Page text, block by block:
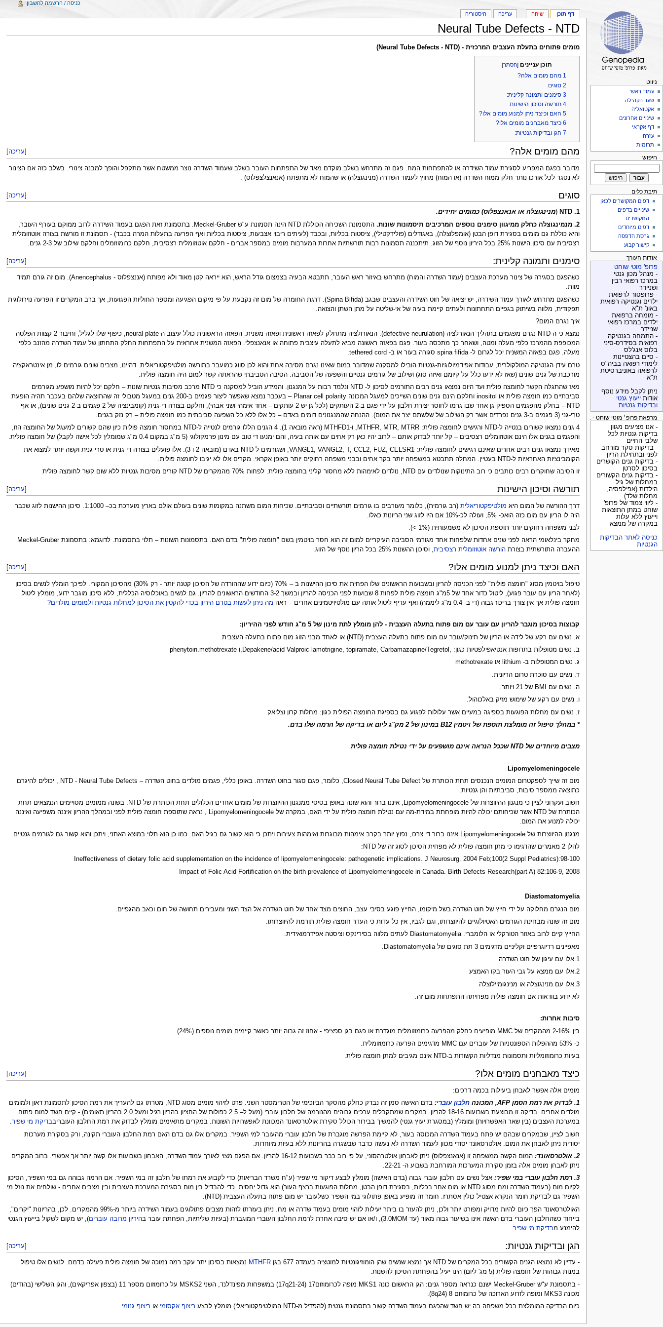
Neural Tube Defects - NTD
מומים פתוחים בתעלת העצבים המרכזית - (Neural Tube Defects - NTD)
תוכן עניינים [הסתר]
1 מהם מומים אלה?
2 סוגים
3 סימנים ותמונה קלינית:
4 תורשה וסיכון הישינות
5 האם וכיצד ניתן למנוע מומים אלו?
6 כיצד מאבחנים מומים אלו?
7 הגן ובדיקות גנטיות:
[עריכה] מהם מומים אלה?
מדובר בפגם המפריע לסגירת עמוד השידרה או להתפתחות המח. פגם זה מתרחש בשלב מוקדם מאד של התפתחות העובר בשלב שעמוד השדרה נוצר ממשטח אשר מתקפל והופך למבנה צינורי. בשלב כזה אם הצינור
לא נסגר לכל אורכו נותר חלק ממוח השדרה (או המוח) מחוץ לעמוד השדרה (מנינגוצלה) או שהמוח לא מתפתח (אנאנצלצפלוס) .
[עריכה] סוגים
1. NTD
(מנינגוצלה או אנאנצפלוס) כמומים יחידים.
2. מנמינגוצלה כחלק ממיגוון סימנים נוספים המרכיבים תיסמונות שונות.
התסמונת השכיחה הכוללת NTD הינה תסמונת ע"ש Meckel-Gruber. בתסמונת זאת הפגם בעמוד השידרה לרוב ממוקם בעורף העובר,
והיא כוללת גם מומים בסגירת דופן הבטן (אומפלוצלה), באגודלים (פולידקטילי), ציסטות בכליות, ובכבד (לעיתים ריבוי אצבעות, ציסטות בכליות ואף הפרעה בתעלות המרה בכבד) - תסמונת זו מורשת בצורה אוטוזומלית
רצסיבית עם סיכון הישנות 25% בכל היריון נוסף של הזוג. תיתכננה תסמונות רבות תורשתיות אחרות המערבות מומים במספר אברים - חלקם אוטוזומלית רצסיבית, חלקם כרומוזומלים וחלקם שילוב של 2-3 גנים.
[עריכה] סימנים ותמונה קלינית:
כשהפגם בסגירה של צינור מערכת העצבים (עמוד השדרה והמוח) מתרחש באיזור ראש העובר, תתבטא הבעיה בצמצום גודל הראש, הוא ייראה קטן מאוד ולא מפותח (אננצפלוס - Anencephalus). מום זה גורם תמיד
מוות.
כשהפגם מתרחש לאורך עמוד השידרה, יש יציאה של חוט השידרה והעצבים שבגב (Spina Bifida). דרגת החומרה של מום זה נקבעת על פי מיקום הפגיעה ומספר החוליות הפגועות, אך ברב המקרים זו הפרעה נוירולוגית
תפקודית, מלווה בשיתוק בגפיים התחתונות ולעתים קיימת בעיה של אי-שליטה על מתן השתן והצואה.
איך נגרם המום?
נמצא כי ה-NTD נגרם מפגמים בתהליך הנאורלציה (defective neurulation). הנאורולציה מתחלק לפאזה ראשונית ופאזה משנית. הפאזה הראשונית כולל עיצוב ה-neural plate, כיפוף שלו לגליל, וחיבור 2 קצוות הפלטה
המכופפת מהמרכז כלפי מעלה ומטה, ושאחר כך מתכסה בעור. פגם בפאזה ראשונה מביא לתעלה עיצבית פתוחה או אנאנצפלי. הפאזה המשנית אחראית על התפתחות החלק התחתון של עמוד השדרה מהזנב כלפי
מעלה. פגם בפאזה המשנית יכל לגרום ל- spina fifida סגורה בעור או ב- tethered cord.
טרם עידן הגנטיקה המולקולרית, עבודות אפידמיולוגיות-גנטיות הובילו למסקנה שמדובר במום שאינו נגרם מסיבה אחת והוא לכן סווג כמועבר בתורשה מולטיפקטוריאלית. דהיינו, מצבים שונים גורמים לו, מן אינטראקציה
מורכבת של גנים שונים (שאז לא ידעו כלל על קיומם ואיזה סוג) ושילוב של גורמים גנטיים והשפעה של הסביבה. הסיבה הסביבתי שהראתה קשר למום היה חומצה פולית.
מאז שהתגלה הקשר לחומצה פולית ועד היום נמצאו גנים רבים התורמים לסיכון ל- NTD ונלמד רבות על המנגנון. והמידע הוביל למסקנה כי NTD מרכב מסיבות גנטיות שונות – חלקם יכל להיות מושפע מגורמים
סביבתיים כמו חומצה פולית או inositol וחלקם הינם גנים שונים השייכים למעגל המכונה Planar cell polarity – בעכבר נמצא שאפשר ליצור פגמים ב-200 גנים במעגל מטבולי זה שהתוצאה שלהם בעכבר תהיה הופעת
NTD – בחלק מהפגמים הספיק גן אחד שבו גרמו לחוסר יצירת חלבון על ידי פגם ב-2 העותקים (לכל גן יש 2 עותקים – אחד אימהי ושני אבהי), וחלקם בצורה די-גנית (קומבינציה של 2 פגמים ב-2 גנים שונים), או אף
טרי-גני (3 פגמים ב-3 גנים נפרדים אשר רק השילוב של שלשתם יצר את המום). ההנחה שהמנגנונים דומים באדם – כל אלו ללא כל השפעה סביבתית כמו חומצה פולית – רק נזק בגנים.
4 גנים נמצאו קשורים בנטייה ל-NTD ורגישים לחומצה פולית: MTHFR, MTR, MTRR, ו-MTHFD1 (ראה מובאה 1). 4 הגנים הללו גורמים לנטייה ל-NTD במחסור חומצה פולית כיון שהם קשורים למעגל של החומצה הזו,
והפגמים בגנים אלו הינם אוטוזומלים רצסיבים – קל יותר לבדוק אותם – לרוב יהיו כאן רק אחים עם אותה בעיה, והם ימנעו די טוב עם מינון פרמקולוגי (5 מ"ג במקום 0.4 מ"ג שמומלץ לכל אישה לקבל) של חומצה פולית.
מאידך נמצאו גנים רבים אחרים שאינם רגישים לחומצה פולית: VANGL1, VANGL2, T, CCL2, FUZ, CELSR1, ושגורמים ל-NTD באדם (מובאה 2 ו-3). אלו פועלים בצורה די-גנית או טרי-גנית וקשה יותר למצוא את
הקומבינציות האחראיות ל-NTD בעטיין. המחלה תתבטא במשפחה יותר בקר אחים ובבני משפחה רחוקים יותר באופן אקראי. מקרים אלו לא יגיבו לחומצה פולית.
זו הסיבה שחוקרים רבים כותבים כי רוב התינוקות שנולדים עם NTD, נולדים לאימהות ללא מחסור קליני בחומצה פולית. לפחות 70% מהמקרים של NTD קורים מסיבות גנטיות ללא שום קשר לחומצה פולית
[עריכה] תורשה וסיכון הישינות
דרך ההורשה של המום היא מולטיפקטוריאלית
(רב גורמית), כלומר מעורבים בו גורמים תורשתיים וסביבתיים. שכיחות המום משתנה במקומות שונים בעולם אולם בארץ מוערכת בכ– 1:1000. סיכון ההישנות לזוג שכבר
היה לו הריון עם מום כזה הואכ- 5%, ועולה לכ-10% אם היו לזוג שני הריונות כאלו.
לבני משפחה רחוקים יותר תוספת הסיכון לא משמעותית (1% >).
מחקר בינלאומי הראה לפני שנים אחדות שלפחות אחד מגורמי הסביבה העיקריים למום זה הוא חסר בויטמין בשם "חומצה פולית" בדם האם. בתסמונות השונות – תלוי בתסמונת. לדוגמא: בתסמונת Meckel-Gruber
ההעברה התורשתית בצורת הורשה אוטוזומלית רצסיבית, וסיכון ההשנות 25% בכל הריון נוסף של הזוג.
[עריכה] האם וכיצד ניתן למנוע מומים אלו?
טיפול בויטמין מסוג "חומצה פולית" לפני הכניסה להריון ובשבועות הראשונים שלו הפחית את סיכון ההישנות ב – 70% (כיום ידוע שההורדה של הסיכון קטנה יותר - רק 30%) מהסיכון המקורי. לפיכך הומלץ לנשים בסיכון
(לאחר הריון עם עובר פגוע), ליטול כדור אחד של 5מ"ג חומצה פולית לפחות 8 שבועות לפני הכניסה להריון ובמשך 3-2 החודשים הראשונים להריון. גם לנשים באוכלוסיה הכללית, ללא סיכון מוגבר ידוע, מומלץ ליטול
חומצה פולית אך אין צורך בריכוז גבוה (די ב- 0.4 מ"ג ליממה) ואף עדיף ליטול אותה עם מולטיויטמינים אחרים – ראה
מה ניתן לעשות בטרם היריון בכדי להקטין את הסיכון למחלות גנטיות ולמומים מולדים?
קבוצות בסיכון מוגבר להריון עם עובר עם מום פתוח בתעלה העצבית - להן מומלץ לתת מינון של 5 מ"ג חודש לפני ההיריון:
א. נשים עם רקע של לידה או הריון של תינוק/עובר עם מום פתוח בתעלה העצבית (NTD) או לאחד מבני הזוג מום פתוח בתעלה העצבית.
ב. נשים מטופלות בתרופות אנטיאפילפטיות כגון: ,Depakene/acid Valproic lamotrigine, topiramate, Carbamazapine/Tegretol,ו phenytoin.methotrexate
ג. נשים המטופלות ב- lithium או methotrexate
ד. נשים עם סוכרת טרום הריונית.
ה. נשים עם BMI של 21 ויותר.
ו. נשים עם רקע של שימוש מזיק באלכוהול.
ז. נשים עם מחלות הפוגעות בספיגה במעיים אשר עלולות לפגוע גם בספיגת החומצה הפולית כגון: מחלות קרון וצליאק
* במהלך טיפול זה מומלצת תוספת של ויטמין B12 במינון של 2 מק"ג ליום או בדיקה של הרמה שלו בדם.
מצבים מיוחדים של NTD שככל הנראה אינם מושפעים על ידי נטילת חומצה פולית
Lipomyelomeningocele
מום זה שייך לספקטרום המומים הנכנסים תחת הכותרת של Closed Neural Tube Defect, כלומר, פגם סגור בחוט השדרה. באופן כללי, פגמים מולדים בחוט השדרה – NTD - Neural Tube Defects , יכולים להיגרם
כתוצאה ממספר סיבות, סביבתיות והן גנטיות.
חשוב ועקרוני לציין כי מנגנון ההיווצרות של Lipomyelomeningocele, איננו ברור והוא שונה באופן בסיסי ממנגנון ההיווצרות של מומים אחרים הכלולים תחת הכותרת של NTD. בשונה ממומים מסויימים הנמצאים תחת
הכותרת של NTD אשר שכיחותם יכולה להיות מופחתת במידת-מה עם נטילת חומצה פולית על ידי האם, במקרה של Lipomyelomeningocele , נראה שתוספת חומצה פולית לפני ובמהלך ההריון איננה משפיעה ואיננה
יכולה למנוע את המום.
מנגנון ההיווצרות של Lipomyelomeningocele איננו ברור די צרכו, נפוץ יותר בקרב אימהות מבוגרות ואימהות צעירות ויתכן כי הוא קשור גם בגיל האם. כמו כן הוא תלוי במוצא האתני, ויתכן והוא קשור גם לגורמים גנטיים.
להלן 2 מאמרים שהדגימו כי מתן חומצה פולית לא מפחית הסיכון לסוג זה של NTD:
Ineffectiveness of dietary folic acid supplementation on the incidence of lipomyelomeningocele: pathogenetic implications. J Neurosurg. 2004 Feb;100(2 Suppl Pediatrics):98-100
Impact of Folic Acid Fortification on the birth prevalence of Lipomyelomeningocele in Canada. Birth Defects Research(part A) 82:106-9, 2008
Diastomatomyelia
מום הנגרם מחלוקה על ידי חייץ של חוט השדרה.בשל מיקומו, החייץ פוגע בסיבי עצב, החוצים מצד אחד של חוט השדרה אל הצד השני ומעבירים תחושה של חום וכאב מהגפיים.
מום זה שונה מבחינת הגורמים האטיולוגיים להיווצרותו, וגם לגביו, אין כל עדות כי העדר חומצה פולית תורמת להיווצרותו.
החייץ קיים לרוב באזור הטורקלי או הלומברי. Diastomatomyelia לעתים מלווה בסירינקס וציסטה אפידרמואידית.
מאפיינים רדיוגרפיים וקליניים מדגימים 3 תת סוגים של Diastomatomyelia.
1.אלו עם עיגון של חוט השדרה
2.אלו עם ממצא על גבי העור בקו האמצע
3.אלו עם מנינגוצלה או מנינגומיילוצלה
לא ידוע בוודאות אם חומצה פולית מפחיתה התפתחות מום זה.
סיבות אחרות:
בין 2-16% מהמקרים של MMC מופיעים כחלק מהפרעה כרומוזומלית מוגדרת או פגם בגן ספציפי - אחוז זה גבוה יותר כאשר קיימים מומים נוספים (24%).
כ- 53% מההפלות הספונטניות של עוברים עם MMC מדגימים הפרעה כרומוזומלית.
בעיות כרומוזומליות ותסמונות מנדליות הקשורות ב-NTD אינם מגיבים למתן חומצה פולית.
[עריכה] כיצד מאבחנים מומים אלו?
מומים אלה אפשר לאבחן ביעילות בכמה דרכים:
1. לבדוק את רמת הסמן AFP, המכונה
חלבון עוברי:
בדם האישה סמן זה נבדק כחלק מהסקר הביוכימי של הטרימסטר השני. פרט לזיהוי מומים מסוג NTD, מטרתו גם להעריך את רמת הסיכון לתסמונת דאון ולמומים
מולדים אחרים. בדיקה זו מבוצעת בשבועות 18-16 להריון. במקרים שמתקבלים ערכים גבוהים מהנורמה של חלבון עוברי (מעל ל– 2.5 כפולות של החציון בהריון רגיל ומעל 2.0 בהריון תאומים) - קיים חשד למום פתוח
במערכת העצבים (בין שאר האפשרויות) ומומלץ (במסגרת יעוץ גנטי) להמשיך בבירור הכולל סקירת אולטרסאונד המכוונת לאפשרויות השונות. במקרים מתאימים מומלץ לבדוק את רמת החלבון העובריבבדיקת מי שפיר.
חשוב לציין, שבמקרים שבהם יש פתח בעמוד השדרה המכוסה בעור, לא קיימת הפרשה מוגברת של חלבון עוברי מהעובר למי השפיר. במקרים אלו גם בדם האם רמת החלבון העוברי תקינה, ורק בסקירת מערכות
יסודית ניתן לאבחן את המום. אולטרסאונד יסודי מכוון לעמוד השדרה לא נעשה כדבר שבשגרה בהריונות ללא בעיות מיוחדות.
2. אולטרסאונד:
המום הקשה ממשפחה זו (אנאנצפלוס) ניתן לאבחון אולטרהסוני, על פי רוב כבר בשבועות 16-12 להריון. אם הפגם מצוי לאורך עמוד השדרה, האבחון בשבועות אלו קשה יותר אך אפשרי. ברוב המקרים
ניתן לאבחן מומים אלה בזמן סקירת המערכות המורחבת בשבוע ה- 22-21.
3. רמת חלבון עוברי במי שפיר:
אצל נשים עם חלבון עוברי גבוה (בדם האישה) מומלץ לבצע דיקור מי שפיר (ע"ח משרד הבריאות) כדי לקבוע את רמתו של חלבון זה במי השפיר. אם הרמה גבוהה גם במי השפיר, הסיכון
לקיום מום (בעמוד השדרה ומח מסוג NTD או מום אחר בכליות, בסגירת דופן הבטן, מחלות הפוגעות ברצף העור) הוא גדול יחסית. כדי להבדיל בין מום בסגירת המערכת העצבית ובין מצבים אחרים - שולחים את נוזל מי
השפיר גם לבדיקת חומר הנקרא אצטיל כולין אסתרז. חומר זה מופיע באופן פתולוגי במי השפיר כשלעובר יש מום פתוח בתעלה העצבית (NTD).
האולטרסאונד הפך כיום להיות מדויק ומפורט יותר ולכן, ניתן להעזר בו ביתר יעילות לזהוי מומים בעמוד שדרה או מח. ניתן בעזרתו לזהות מצבים פתולוגים בעמוד השידרה ביותר מ-99% מהמקרים. לכן, בהריונות "יקרים",
בייחוד כשהחלבון העוברי בדם האשה אינו בשיעור גבוה מאוד (עד 3.0MOM), ו/או אם יש סיבה אחרת לרמת החלבון העוברי המוגברת (בעיות שליתיות, הפחתת עובר ב
היריון מרובה עוברים), יש מקום לשקול בייעוץ הגנטי
להימנע מבדיקת מי שפיר.
[עריכה] הגן ובדיקות גנטיות:
- עדיין לא נמצאו הגנים הקשורים בכל המקרים של NTD אך נמצא שנשים שהן הומוזיגונטיות למוטציה בעמדה 677 בגן MTHFR נמצאות בסיכון יתר עקב רמה נמוכה של חומצה פולית פעילה בדמם. לנשים אלו טיפול
במנות גבוהות של חומצה פולית (5 מג' ליום) הינו יעיל בהפחתת הסיכון להשנות.
- בתסמונת ע"ש Meckel-Gruber ישנם כנראה מספר גנים: הגן הראשום כונה MKS1 מופה לכרומוזום17 (17q21-24) במשפחות מפינדלנד, השני MSKS2 על כרומוזום מספר 11 (בצפון אפריקאים), והגן השלישי (בהודים)
מכונה MKS3 ומופה לזרוע הארוכה של כרומוזום 8 (8q24).
כיום הבדיקה המומלצת בכל משפחה בה יש חשד שהפגם בעמוד השדרה קשור בתסמונת גנטית (להפדיל מ-NTD המולטיפקטוריאלי) מומלץ לבצע
ריצוף אקסומי או ריצוף גנומי.
דף תוכן שיחה עריכה היסטוריה
כניסה / הרשמה לחשבון
ניווט
עמוד ראשי
שער הקהילה
אקטואליה
שינויים אחרונים
דף אקראי
עזרה
תרומות
חיפוש
תיבת כלים
דפים המקושרים לכאן
שינויים בדפים
המקושרים
דפים מיוחדים
גרסת הדפסה
קישור קבוע
אודות העורך
פרופ' מוטי שוחט
- מנהל מכון גנטי
במרכז רפואי רבין
ושניידר
- פרופסור לרפואת
ילדים וגנטיקה רפואית
באונ' ת"א
- מומחה ברפואת
ילדים במרכז רפואי
שניידר
- התמחה בגנטיקה
רפואית בסידרס-סיני
בלוס אנג'לס
- סיים בהצטיינות
לימודי רפואה בביה"ס
לרפואה באוניברסיטת
ת"א
ניתן לקבל מידע נוסף
אודות ייעוץ גנטי
ובדיקות גנטיות
מרפאת פרופ׳ מוטי שוחט - בדיקות גנטיות
- אנו מציעים מגוון
בדיקות גנטיות לכל
שלבי החיים
- בדיקות סקר מורחב
לפני ובתחילת הריון
- בדיקות גנים הקושרים
בסיכון לסרטן
- בדיקות גנים הקשורים
במחלות של גיל
הילדות (אפילפסיה,
מחלות שלד)
- ליווי צמוד של פרופ'
שוחט במתן התוצאות
וייעוץ ללא עלות
במקרה של ממצא
כניסה לאתר הבדיקות
הגנטיות